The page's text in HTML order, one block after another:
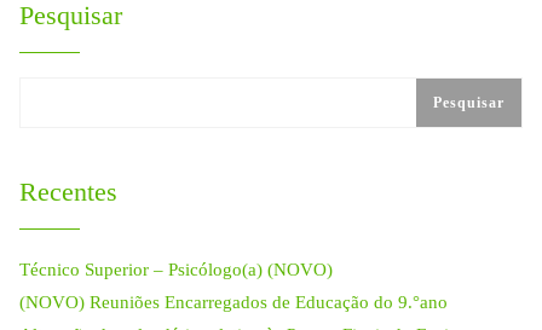
Pesquisar
Pesquisar
Recentes
Técnico Superior – Psicólogo(a) (NOVO)
(NOVO) Reuniões Encarregados de Educação do 9.°ano